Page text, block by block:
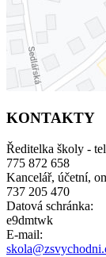
KONTAKTY
Ředitelka školy -
775 872 658
Kancelář, účetní,
737 205 470
Datová schránka:
e9dmtwk
E-mail: